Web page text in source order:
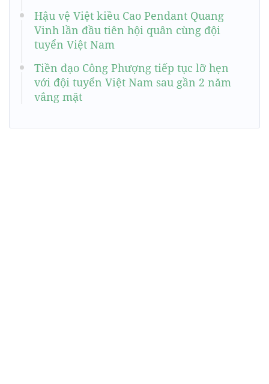
Hậu vệ Việt kiều Cao Pendant Quang
Vinh lần đầu tiên hội quân cùng đội
tuyển Việt Nam
Tiền đạo Công Phượng tiếp tục lỡ hẹn
với đội tuyển Việt Nam sau gần 2 năm
vắng mặt